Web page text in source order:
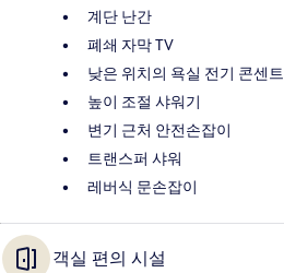
계단 난간
폐쇄 자막 TV
낮은 위치의 욕실 전기 콘센트
높이 조절 샤워기
변기 근처 안전손잡이
트랜스퍼 샤워
레버식 문손잡이
객실 편의 시설